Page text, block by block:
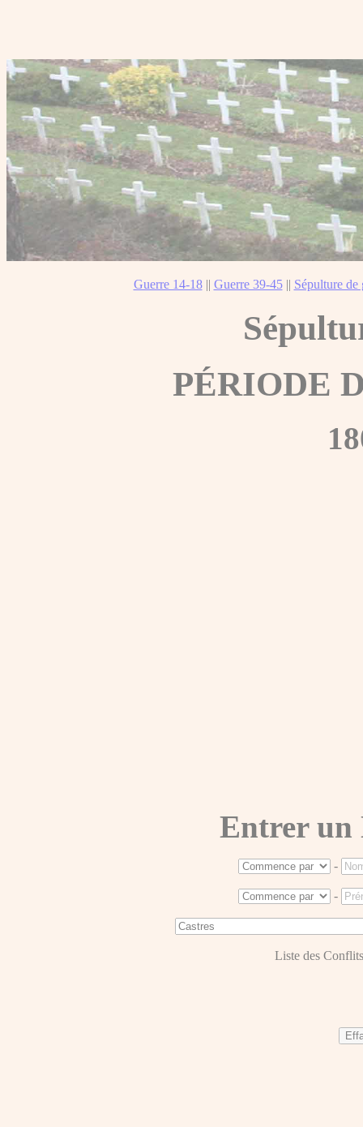
Guerre 14-18|| Guerre 39-45|| Sépulture de
PÉRIODE
Entrer un
-
-
Liste des